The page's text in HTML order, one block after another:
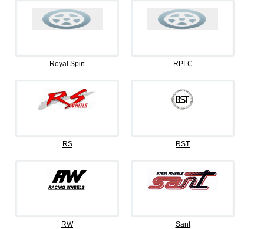
Royal Spin RPLC
RS RST
RW Sant